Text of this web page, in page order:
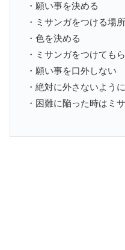
・願い事を決める
・ミサンガをつける場
・色を決める
・ミサンガをつけても
・願い事を口外しない
・絶対に外さないよう
・困難に陥った時はミ